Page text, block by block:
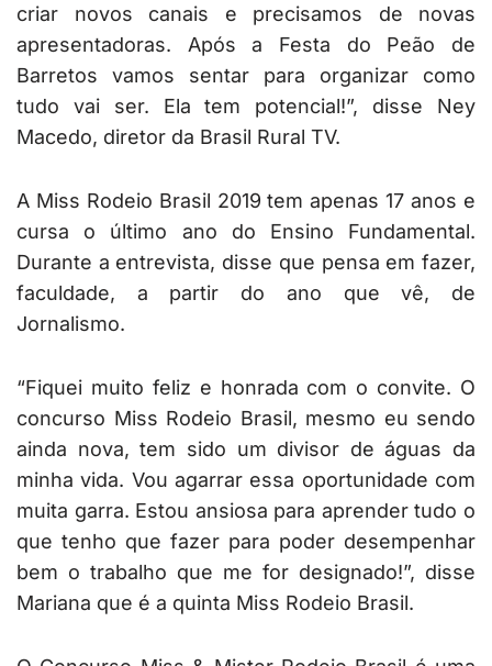
criar novos canais e precisamos de novas
apresentadoras. Após a Festa do Peão de
Barretos vamos sentar para organizar como
tudo vai ser. Ela tem potencial!”, disse Ney
Macedo, diretor da Brasil Rural TV.
A Miss Rodeio Brasil 2019 tem apenas 17 anos e
cursa o último ano do Ensino Fundamental.
Durante a entrevista, disse que pensa em fazer,
faculdade, a partir do ano que vê, de
Jornalismo.
“Fiquei muito feliz e honrada com o convite. O
concurso Miss Rodeio Brasil, mesmo eu sendo
ainda nova, tem sido um divisor de águas da
minha vida. Vou agarrar essa oportunidade com
muita garra. Estou ansiosa para aprender tudo o
que tenho que fazer para poder desempenhar
bem o trabalho que me for designado!”, disse
Mariana que é a quinta Miss Rodeio Brasil.